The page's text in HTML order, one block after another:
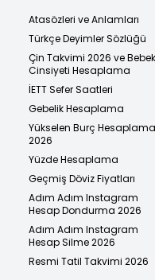
Atasözleri ve Anlamları
Türkçe Deyimler Sözlüğü
Çin Takvimi 2026 ve Bebek
Cinsiyeti Hesaplama
İETT Sefer Saatleri
Gebelik Hesaplama
Yükselen Burç Hesaplama
2026
Yüzde Hesaplama
Geçmiş Döviz Fiyatları
Adım Adım Instagram
Hesap Dondurma 2026
Adım Adım Instagram
Hesap Silme 2026
Resmi Tatil Takvimi 2026